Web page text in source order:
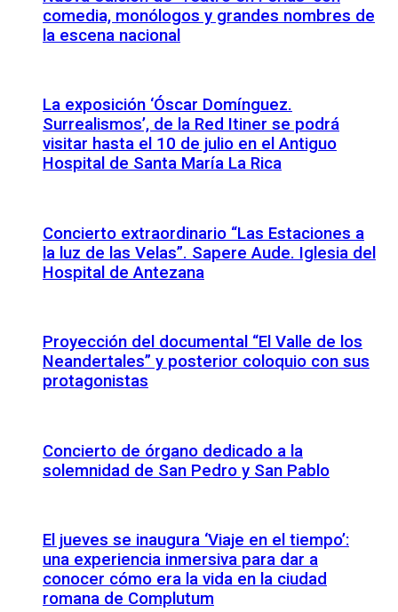
comedia, monólogos y grandes nombres de
la escena nacional
La exposición ‘Óscar Domínguez.
Surrealismos’, de la Red Itiner se podrá
visitar hasta el 10 de julio en el Antiguo
Hospital de Santa María La Rica
Concierto extraordinario “Las Estaciones a
la luz de las Velas”. Sapere Aude. Iglesia del
Hospital de Antezana
Proyección del documental “El Valle de los
Neandertales” y posterior coloquio con sus
protagonistas
Concierto de órgano dedicado a la
solemnidad de San Pedro y San Pablo
El jueves se inaugura ‘Viaje en el tiempo’:
una experiencia inmersiva para dar a
conocer cómo era la vida en la ciudad
romana de Complutum